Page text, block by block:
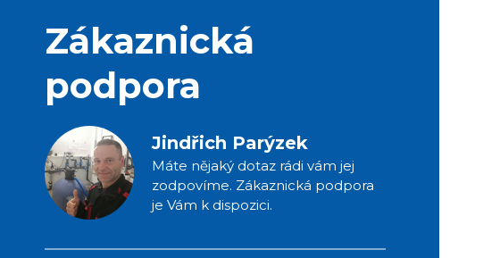
Zákaznická
podpora
Jindřich Parýzek
Máte nějaký dotaz rádi vám jej
zodpovíme. Zákaznická podpora
je Vám k dispozici.